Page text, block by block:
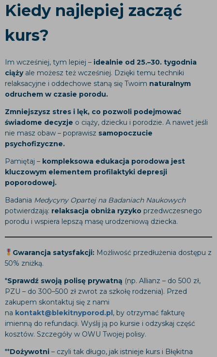
Kiedy najlepiej zacząć
kurs?
Im wcześniej, tym lepiej – idealnie od 25.–30. tygodnia
ciążyale możesz też wcześniej. Dzięki temu techniki
relaksacyjne i oddechowe staną się Twoim naturalnym
odruchem w czasie porodu.
Zmniejszysz stres i lęk, co pozwoli podejmować
świadome decyzje o ciąży, dziecku i porodzie. A nawet jeśli
nie masz obaw – poprawisz samopoczucie
psychofizyczne.
Pamiętaj – kompleksowa edukacja porodowa jest
kluczowym elementem profilaktyki depresji
poporodowej.
Badania Medycyny Opartej na Badaniach Naukowych
potwierdzają: relaksacja obniża ryzyko przedwczesnego
porodu i wspiera lepszą masę urodzeniową dziecka.
Gwarancja satysfakcji:Możliwość przedłużenia dostępu z
50% zniżką.
*Sprawdź swoją polisę prywatną (np. Allianz – do 500 zł,
PZU – do 300–500 zł zwrot za szkołę rodzenia). Przed
zakupem skontaktuj się z nami
na kontakt@blekitnyporod.pl, by otrzymać fakturę
imienną do refundacji. Wyślij ją po kursie i odzyskaj część
kosztów. Szczegóły w OWU Twojej polisy.
**Dożywotni – czyli tak długo, jak istnieje kurs i Błękitna